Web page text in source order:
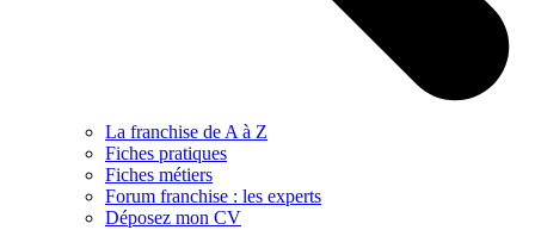
La franchise de A à Z
Fiches pratiques
Fiches métiers
Forum franchise : les experts
Déposez mon CV